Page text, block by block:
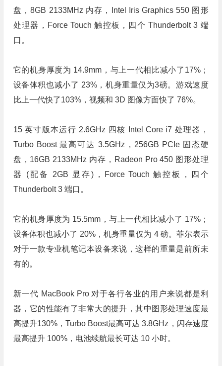
盘，8GB 2133MHz 内存，Intel Iris Graphics 550 图形
处理器，Force Touch 触控板，四个 Thunderbolt 3 端
口。
它的机身厚度为 14.9mm，与上一代相比减小了17%；
设备体积也减小了 23%，机身重量仅为3磅。游戏速度
比上一代快了103%，视频和 3D 图像方面快了 76%。
15 英寸版本运行 2.6GHz 四核 Intel Core i7 处理器，
Turbo Boost 最高可达 3.5GHz，256GB PCIe 固态硬
盘，16GB 2133MHz 内存，Radeon Pro 450 图形处理
器 (配备 2GB 显存)，Force Touch 触控板，四个
Thunderbolt 3 端口。
它的机身厚度为 15.5mm，与上一代相比减小了 17%；
设备体积也减小了 20%，机身重量仅为 4 磅。菲尔表示
对于一款专业机笔记本设备来说，这样的重量是前所未
有的。
新一代 MacBook Pro 对于各行各业的用户来说都是利
器，它的性能有了非常大的提升，其中图形处理速度最
高提升130%，Turbo Boost最高可达 3.8GHz，闪存速度
最高提升 100%，电池续航最长可达 10 小时。